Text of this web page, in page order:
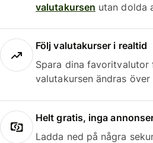
valutakursen utan dolda
Följ valutakurser i realtid
Spara dina favoritvalutor
valutakursen ändras över
Helt gratis, inga
Ladda ned på några